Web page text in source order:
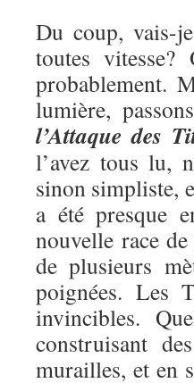
Du coup, vais-
toutes
probablement.
lumière,
l’Attaque des
l’avez tous lu,
sinon simpliste,
a été presque
nouvelle race
de plusieurs
poignées. Les
invincibles.
construisant
murailles, et en